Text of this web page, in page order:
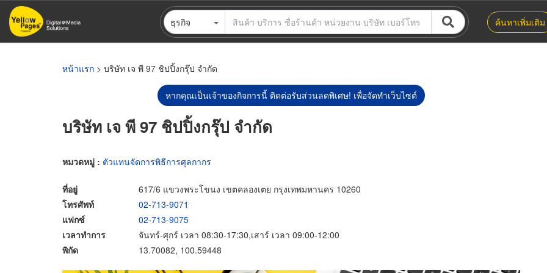
ข้าม
ไป
ธุรกิจ ค้นหาเพิ่มเติม
หน้าแรก > บริษัท เจ พี 97 ชิปปิ้งกรุ๊ป จำกัด
หากคุณเป็นเจ้าของกิจการนี้ ติดต่อรับส่วนลดพิเศษ! เพื่อจัดทำเว็บไซต์
บริษัท เจ พี 97 ชิปปิ้งกรุ๊ป จำกัด
หมวดหมู่ : ตัวแทนจัดการพิธีการศุลกากร
ที่อยู่
617/6 แขวงพระโขนง เขตคลองเตย กรุงเทพมหานคร 10260
โทรศัพท์
02-713-9071
แฟกซ์
02-713-9075
เวลาทำการ
จันทร์-ศุกร์ เวลา 08:30-17:30,เสาร์ เวลา 09:00-12:00
พิกัด
13.70082, 100.59448